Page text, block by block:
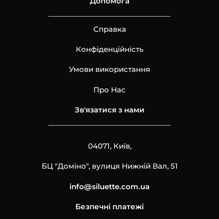
Справка
Конфіденційність
Умови використання
Про Нас
Зв'язатися з нами
04071, Київ,
БЦ "Доміно", вулиця Нижній Вал, 51
info@siluette.com.ua
Безпечні платежі